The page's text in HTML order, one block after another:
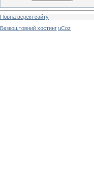
Повна версія сайту
Безкоштовний хостинг uCoz